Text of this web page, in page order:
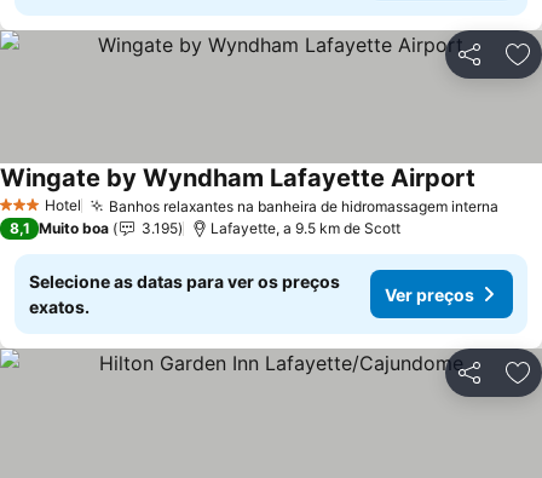
Partilhar
3 EstrelasHotel Banhos relaxantes na banheira de hidromassagem interna
Wingate by Wyndham Lafayette Airport
8,1 Muito boa 3.195 Lafayette, a 9.5 km de Scott
Selecione as datas para ver os preços
exatos.
Ver preços
Partilhar